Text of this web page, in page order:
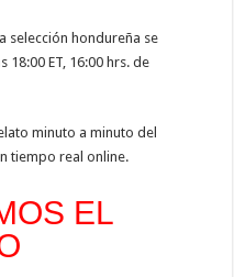
selección hondureña se
18:00 ET, 16:00 hrs. de
minuto a minuto del
tiempo real online.
EL